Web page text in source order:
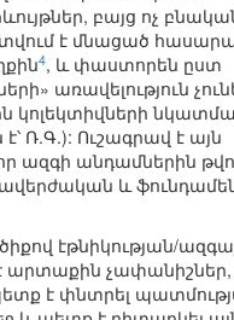
բայց ոչ
է մնացած
4, և փաստորեն ըստ
առավելություն
կոլեկտիվների
է՝ Ռ.Գ.): Ուշագրավ է այն
ազգի անդամներին
և
էթնիկության/
արտաքին չափանիշներ,
է փնտրել